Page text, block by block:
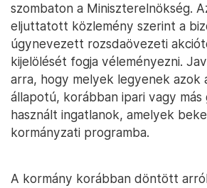
szombaton a Miniszterelnökség.
eljuttatott közlemény szerint a
úgynevezett rozsdaövezeti
kijelölését fogja véleményezni.
arra, hogy melyek legyenek azok
állapotú, korábban ipari vagy más
használt ingatlanok, amelyek
kormányzati programba.
A kormány korábban döntött